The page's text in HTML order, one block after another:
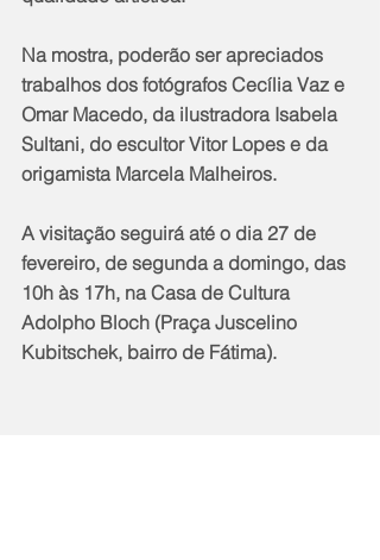
Na mostra, poderão ser apreciados
trabalhos dos fotógrafos Cecília Vaz e
Omar Macedo, da ilustradora Isabela
Sultani, do escultor Vitor Lopes e da
origamista Marcela Malheiros.
A visitação seguirá até o dia 27 de
fevereiro, de segunda a domingo, das
10h às 17h, na Casa de Cultura
Adolpho Bloch (Praça Juscelino
Kubitschek, bairro de Fátima).